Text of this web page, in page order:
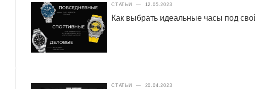
СТАТЬИ — 12.05.2023
Как выбрать идеальные часы под
СТАТЬИ — 20.04.2023